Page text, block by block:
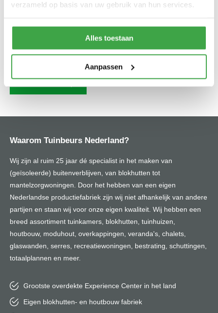
verzameld op basis van uw gebruik van hun services.
Alles toestaan
Aanpassen
vrijblijvend contact met ons opnemen, we heten jou van harte
je, je laten inspireren door de vele soorten bestrating en tegels
in onze showtuin. Onze vakkundige adviseurs denken graag
Waarom Tuinbeurs Nederland?
Wij zijn al ruim 25 jaar dé specialist in het maken van
(geïsoleerde) buitenverblijven, van blokhutten tot
mantelzorgwoningen. Door het hebben van een eigen
Nederlandse productiefabriek zijn wij niet afhankelijk van andere
partijen en staan wij voor onze eigen kwaliteit. Wij hebben een
breed assortiment tuinkamers, blokhutten, tuinhuizen,
houtbouw, moduhout, overkappingen, veranda's, chalets,
glaswanden, serres, recreatiewoningen, bestrating, schuttingen,
totaalplannen en meer.
Grootste overdekte Experience Center in het land
Eigen blokhutten- en houtbouw fabriek